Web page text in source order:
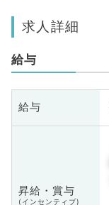
求人詳細
給与
給与
昇給・賞与
(インセンティブ)